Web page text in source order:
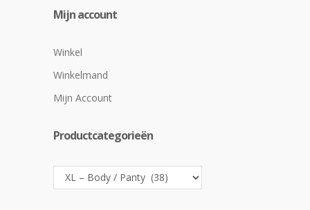
Mijn account
Winkel
Winkelmand
Mijn Account
Productcategorieën